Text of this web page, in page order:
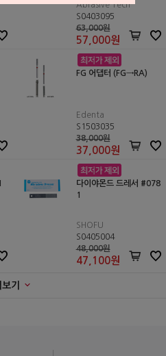
Abrasive Tech
S0403095
63,000원
57,000원
FG 어댑터 (FG→RA)
Edenta
S1503035
38,000원
37,000원
다이야몬드 드레서 #078
1
SHOFU
S0405004
48,000원
47,100원
보기